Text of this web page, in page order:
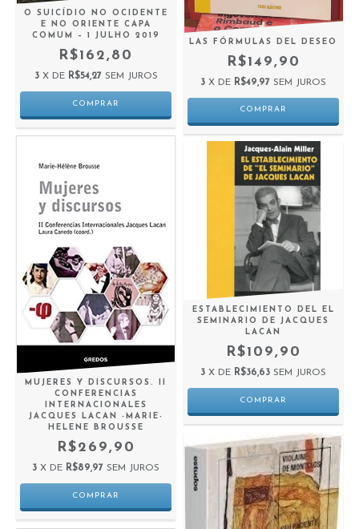
O SUICÍDIO NO OCIDENTE
E NO ORIENTE CAPA
COMUM – 1 JULHO 2019
R$162,80
3 X DE R$54,27 SEM JUROS
LAS FÓRMULAS DEL DESEO
R$149,90
3 X DE R$49,97 SEM JUROS
MUJERES Y DISCURSOS. II
CONFERENCIAS
INTERNACIONALES
JACQUES LACAN -MARIE-
HELENE BROUSSE
R$269,90
3 X DE R$89,97 SEM JUROS
ESTABLECIMIENTO DEL EL
SEMINARIO DE JACQUES
LACAN
R$109,90
3 X DE R$36,63 SEM JUROS